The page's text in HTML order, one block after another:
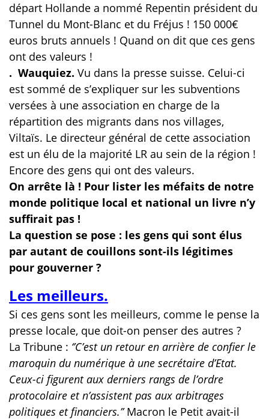
départ Hollande a nommé Repentin président du
Tunnel du Mont-Blanc et du Fréjus ! 150 000€
euros bruts annuels ! Quand on dit que ces gens
ont des valeurs !
. Wauquiez. Vu dans la presse suisse. Celui-ci
est sommé de s’expliquer sur les subventions
versées à une association en charge de la
répartition des migrants dans nos villages,
Viltaïs. Le directeur général de cette association
est un élu de la majorité LR au sein de la région !
Encore des gens qui ont des valeurs.
On arrête là ! Pour lister les méfaits de notre
monde politique local et national un livre n’y
suffirait pas !
La question se pose : les gens qui sont élus
par autant de couillons sont-ils légitimes
pour gouverner ?
Les meilleurs.
Si ces gens sont les meilleurs, comme le pense la
presse locale, que doit-on penser des autres ?
La Tribune : ‘’C’est un retour en arrière de confier le
maroquin du numérique à une secrétaire d’Etat.
Ceux-ci figurent aux derniers rangs de l’ordre
protocolaire et n’assistent pas aux arbitrages
politiques et financiers.’’Macron le Petit avait-il